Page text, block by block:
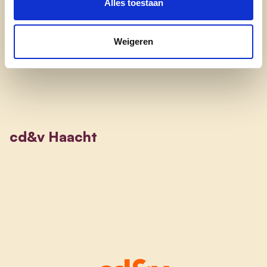
Alles toestaan
Weigeren
cd&v Haacht